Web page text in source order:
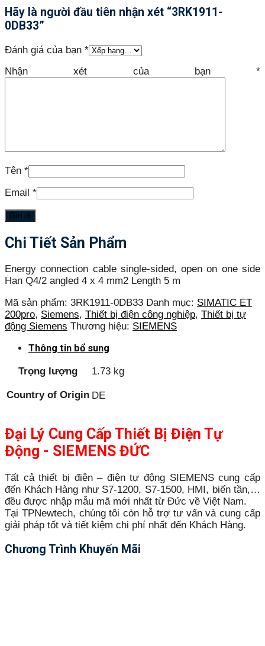
Hãy là người đầu tiên nhận xét “3RK1911-
0DB33”
Đánh giá của bạn *
Nhận xét của bạn *
Tên *
Email *
Chi Tiết Sản Phẩm
Energy connection cable single-sided, open on one side
Han Q4/2 angled 4 x 4 mm2 Length 5 m
Mã sản phẩm: 3RK1911-0DB33 Danh mục: SIMATIC ET
200pro, Siemens, Thiết bị điện công nghiệp, Thiết bị tự
động Siemens Thương hiệu: SIEMENS
Thông tin bổ sung
Trọng lượng 1.73 kg
Country of Origin DE
Đại Lý Cung Cấp Thiết Bị Điện Tự
Động - SIEMENS ĐỨC
Tất cả thiết bị điện – điện tự động SIEMENS cung cấp
đến Khách Hàng như S7-1200, S7-1500, HMI, biến tần,…
đều được nhập mẫu mã mới nhất từ Đức về Việt Nam.
Tại TPNewtech, chúng tôi còn hỗ trợ tư vấn và cung cấp
giải pháp tốt và tiết kiệm chi phí nhất đến Khách Hàng.
Chương Trình Khuyến Mãi